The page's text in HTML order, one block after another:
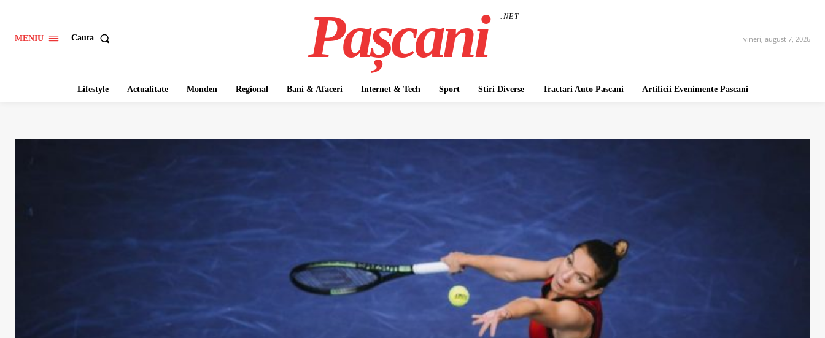
MENIU Cauta Pașcani .NET
vineri, august 7, 2026
Lifestyle Actualitate Monden Regional Bani & Afaceri Internet & Tech Sport Stiri Diverse Tractari Auto Pascani Artificii Evenimente Pascani